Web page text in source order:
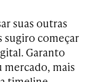
suas outras
sugiro começar
Garanto
mercado, mais